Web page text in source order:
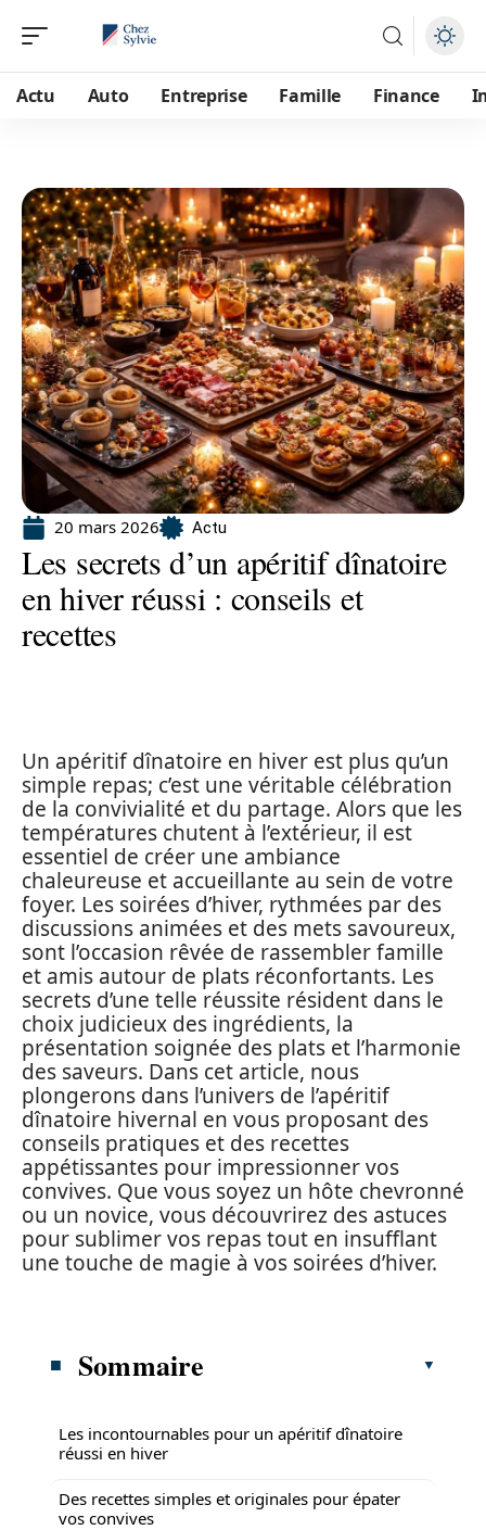
Actu Auto Entreprise Famille Finance
20 mars 2026 Actu
Les secrets d’un apéritif dînatoire
en hiver réussi : conseils et
recettes
Un apéritif dînatoire en hiver est plus qu’un
simple repas; c’est une véritable célébration
de la convivialité et du partage. Alors que les
températures chutent à l’extérieur, il est
essentiel de créer une ambiance
chaleureuse et accueillante au sein de votre
foyer. Les soirées d’hiver, rythmées par des
discussions animées et des mets savoureux,
sont l’occasion rêvée de rassembler famille
et amis autour de plats réconfortants. Les
secrets d’une telle réussite résident dans le
choix judicieux des ingrédients, la
présentation soignée des plats et l’harmonie
des saveurs. Dans cet article, nous
plongerons dans l’univers de l’apéritif
dînatoire hivernal en vous proposant des
conseils pratiques et des recettes
appétissantes pour impressionner vos
convives. Que vous soyez un hôte chevronné
ou un novice, vous découvrirez des astuces
pour sublimer vos repas tout en insufflant
une touche de magie à vos soirées d’hiver.
Sommaire
Les incontournables pour un apéritif dînatoire
réussi en hiver
Des recettes simples et originales pour épater
vos convives